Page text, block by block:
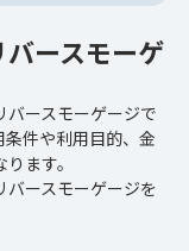
ースモーゲ
ースモーゲージで
件や利用目的、金
ます。
ースモーゲージを